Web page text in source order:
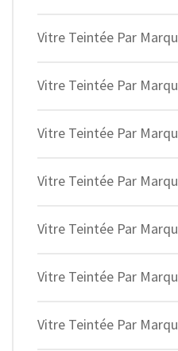
Vitre Teintée Par
Vitre Teintée Par
Vitre Teintée Par
Vitre Teintée Par
Vitre Teintée Par
Vitre Teintée Par
Vitre Teintée Par